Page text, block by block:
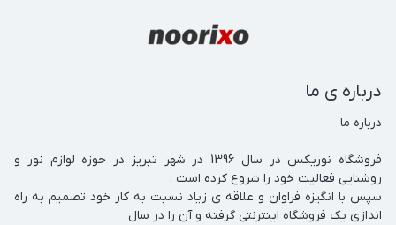
درباره ی ما